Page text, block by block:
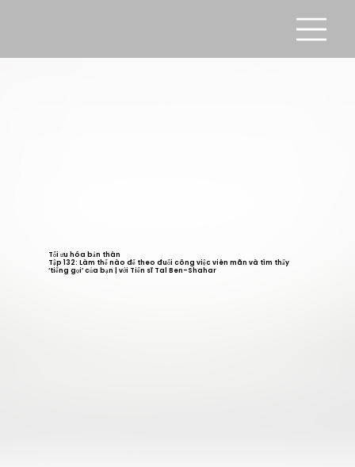
Tối ưu hóa bản thân
Tập 132: Làm thế nào để theo đuổi công việc viên mãn và tìm thấy
‘tiếng gọi’ của bạn | với Tiến sĩ Tal Ben-Shahar